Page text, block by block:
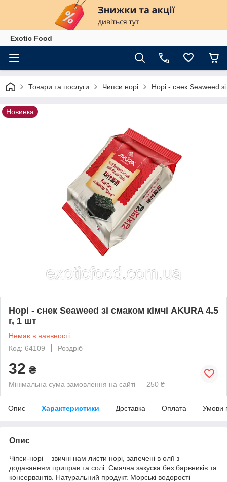
Exotiс Food
Товари та послуги Чипси норі Норі - снек Seaweed
Новинка
Норі - снек Seaweed зі смаком кімчі AKURA 4.5
г, 1 шт
Немає в наявності
Код: 64109
Роздріб
32 ₴
Мінімальна сума замовлення на сайті — 250 ₴
Опис Характеристики Доставка Оплата Умови
Опис
Чіпси-норі – звичні нам листи норі, запечені в олії з
додаванням приправ та солі. Смачна закуска без барвників та
консервантів. Натуральний продукт. Морські водорості –